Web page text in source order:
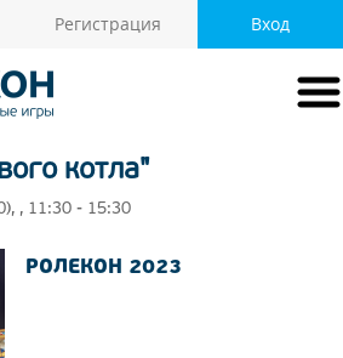
Вход
Регистрация
котла"
, 11:30 - 15:30
РОЛЕКОН 2023